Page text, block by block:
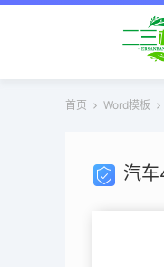
首页 Word模板
汽